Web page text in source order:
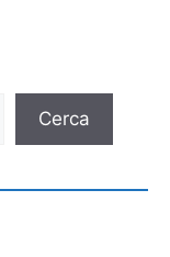
Cerca